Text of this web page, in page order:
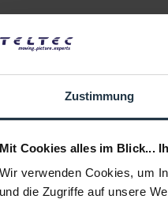
Zustimmung
Mit Cookies alles im Blick...
Wir verwenden Cookies, um
und die Zugriffe auf unsere